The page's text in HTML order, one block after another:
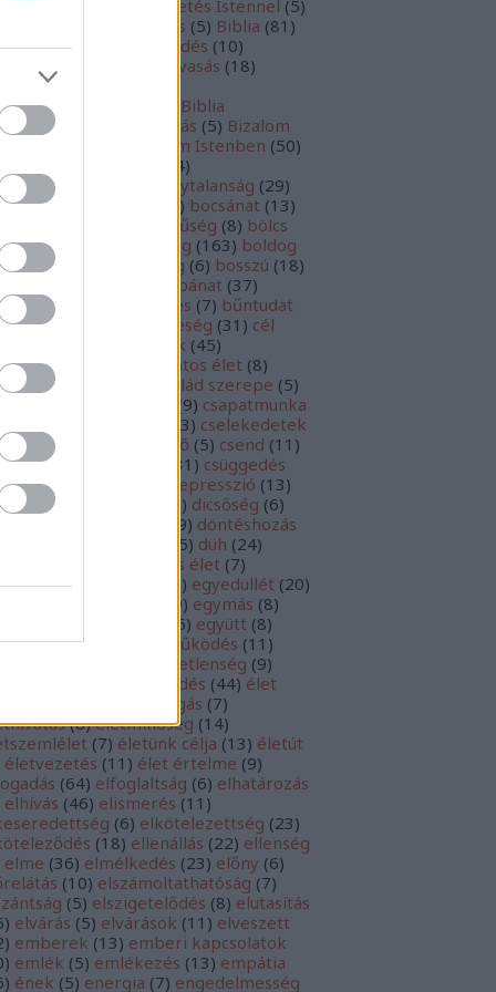
beszélgetés Istennel (5)
beteljesedés (5) Biblia (81 )
(49) bibliai elmélkedés (10)
bibliaolvasás (18)
Biblia
birtoklás (5) Bizalom
bizalom Istenben (50)
14)
bizonytalanság (29)
(9 ) bocsánat (13)
bőkezűség (8) bölcs
) bölcsek bölcsesség (163) boldog
boldogság bőség (6) bosszú (18)
bűnbánat (37)
büntetés (7) bűntudat
) bűnvallás büszkeség (31 ) cél
célok (45)
céltudatos élet (8)
6 család szerepe (5)
(9) csapatmunka
23) cselekedetek
cselekvés cselekvő (5) csend (11 )
31 ) csüggedés
) Dániel depresszió (13)
(10 ) dicsőség (6)
29) döntéshozás
5) düh (24)
egészséges élet (7)
(14 ) egyedüllét (20)
19) egymás (8)
6) együtt (8)
( együttműködés (11 )
elégedetlenség (9)
elengedés (44) élet
életfelfogás (7)
(8) életminőség (14)
(7) életünk célja (13) életút
életvezetés (11 ) élet értelme (9)
(64) elfoglaltság (6) elhatározás
elhívás (46) elismerés (11 )
(6) elkötelezettség (23)
(18) ellenállás (22) ellenség
elme (36) elmélkedés (23) előny (6)
(10) elszámoltathatóság (7)
(5) elszigetelődés (8) elutasítás
) elvárás (5) elvárások (11 ) elveszett
) emberek (13) emberi kapcsolatok
) emlék (5) emlékezés (13) empátia
) ének (5) energia (7) engedelmesség